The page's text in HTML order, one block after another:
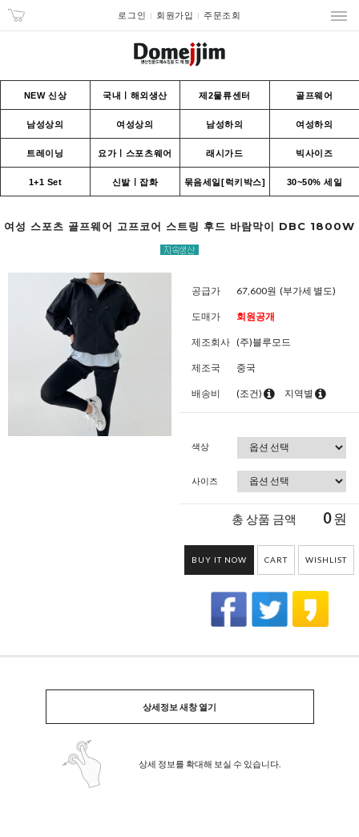
로그인 회원가입 주문조회
NEW 신상 국내ㅣ해외생산 제2물류센터 골프웨어
남성상의 여성상의 남성하의 여성하의
트레이닝 요가ㅣ스포츠웨어 래시가드 빅사이즈
1+1 Set 신발ㅣ잡화 묶음세일[럭키박스] 30~50% 세일
여성 스포츠 골프웨어 고프코어 스트링 후드 바람막이 DBC 1800W
공급가 67,600원 (부가세 별도)
도매가 회원공개
제조회사 (주)블루모드
제조국 중국
배송비 (조건) 지역별
색상
사이즈
총 상품 금액 0원
BUY IT NOW CART WISHLIST
상세정보 새창 열기
상세 정보를 확대해 보실 수 있습니다.